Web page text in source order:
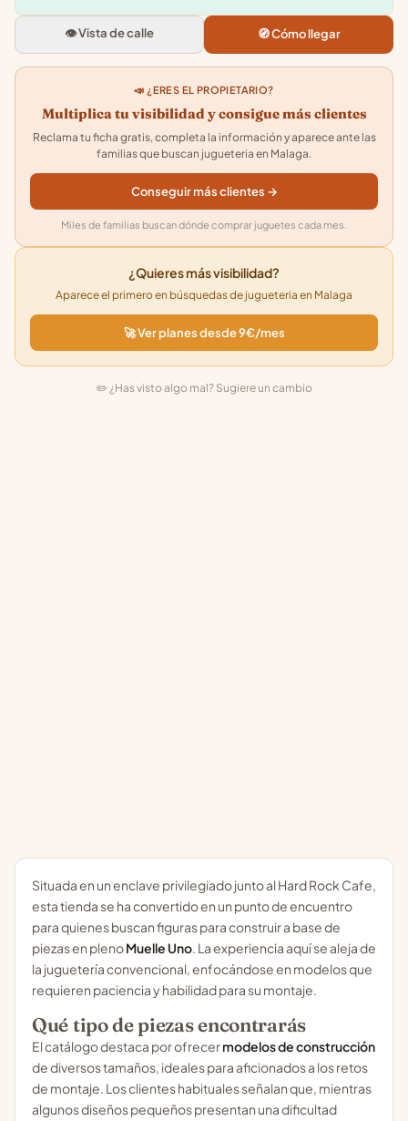
Mercado en la plaza frente a
Cafe, P.o del Muelle Uno, Distrito
Centro, 29015 Malaga
5.0
👁️ Vista de calle 🧭 Cómo llegar
Situada en un enclave privilegiado junto al Hard Rock Cafe,
esta tienda se ha convertido en un punto de encuentro
para quienes buscan figuras para construir a base de
piezas en plenoMuelle Uno. La experiencia aquí se aleja de
la juguetería convencional, enfocándose en modelos que
requieren paciencia y habilidad para su montaje.
Qué tipo de piezas encontrarás
El catálogo destaca por ofrecermodelos de construcción
de diversos tamaños, ideales para aficionados a los retos
de montaje. Los clientes habituales señalan que, mientras
algunos diseños pequeños presentan una dificultad
📣 ¿ERES EL PROPIETARIO?
Multiplica tu visibilidad y consigue más clientes
Reclama tu ficha gratis, completa la información y aparece ante las
familias que buscan jugueteria en Malaga.
Conseguir más clientes →
Miles de familias buscan dónde comprar juguetes cada mes.
¿Quieres más visibilidad?
Aparece el primero en búsquedas de jugueteria en Malaga
🚀 Ver planes desde 9€/mes
✏️ ¿Has visto algo mal? Sugiere un cambio